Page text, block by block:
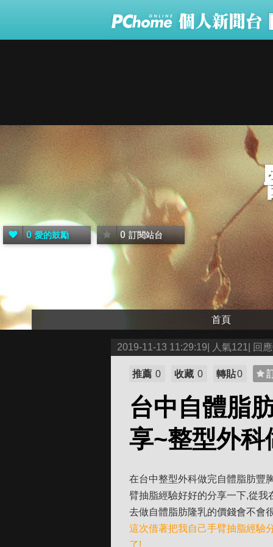
0 愛的鼓勵 0 訂閱站台
首頁
2019-11-13 11:29:19| 人氣121| 回
推薦 0 收藏 0 轉貼0
台中自體脂
享~整型外
在台中整型外科做完自體脂肪豐
臂抽脂經驗好好的分享一下,從
去做自體脂肪隆乳的價錢會不會
這次借著把我自己手臂抽脂經驗
了!